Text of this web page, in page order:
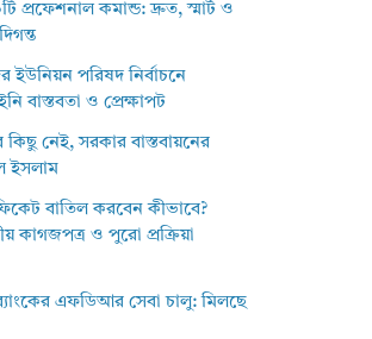
প্রফেশনাল কমান্ড: দ্রুত, স্মার্ট ও
পরিষদ নির্বাচনে
বাস্তবতা ও প্রেক্ষাপট
কিছু নেই, সরকার বাস্তবায়নের
ইসলাম
বাতিল করবেন কীভাবে?
কাগজপত্র ও পুরো প্রক্রিয়া
এফডিআর সেবা চালু: মিলছে